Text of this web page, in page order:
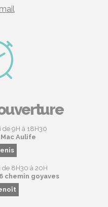
9H à 18H30
Aulife
8H30 à 20H
chemin goyaves